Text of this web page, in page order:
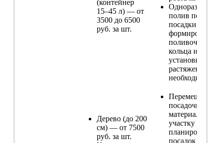
(контейнер
15–45 л) — от
3500 до 6500
руб. за шт.
Одноразовый
полив после
посадки,
формирование
поливочного
кольца и
установка
растяжек (при
Дерево (до 200
см) — от 7500
руб. за шт.
Перемещение
посадочного
материала по
участку и
планирование
посадок